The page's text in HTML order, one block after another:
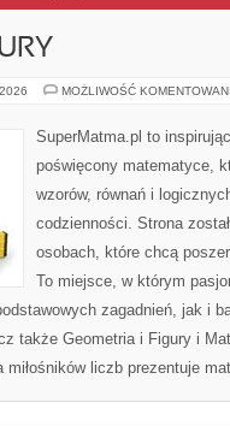
MOŻLIWOŚĆ
SuperMatma.pl to
poświęcony matematyce,
wzorów, równań i
codzienności. Strona
osobach, które chcą
To miejsce, w którym
zagadnień, jak i
także Geometria i Figury i
miłośników liczb prezentuje